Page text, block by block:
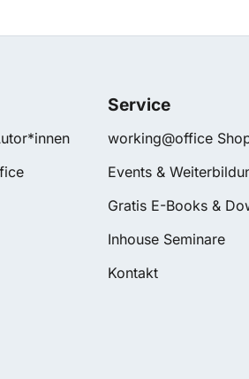
Service
working@office
Events &
Gratis E-Books &
Inhouse Seminare
Kontakt